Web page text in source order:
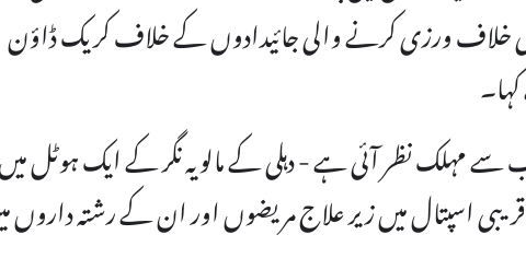
خلاف ورزی کرنے والی جائیدادوں کے خلاف کریک ڈاؤن
کے بعد سے سب سے مہلک نظر آئی ہے - دہلی کے مالویہ نگر کے ایک ہوٹل
اسپتال میں زیر علاج مریضوں اور ان کے رشتہ داروں